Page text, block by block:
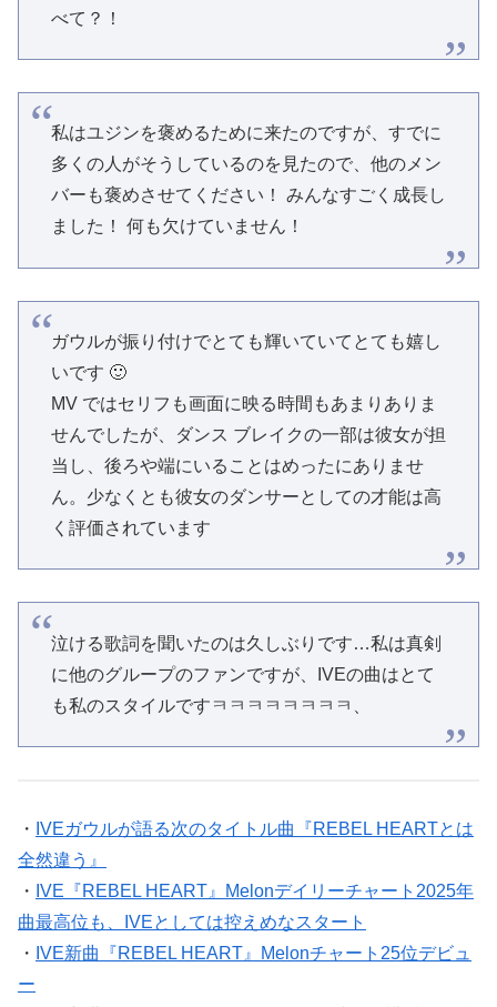
べて？！
私はユジンを褒めるために来たのですが、すでに
多くの人がそうしているのを見たので、他のメン
バーも褒めさせてください！ みんなすごく成長し
ました！ 何も欠けていません！
ガウルが振り付けでとても輝いていてとても嬉し
いです 🙂
MV ではセリフも画面に映る時間もあまりありま
せんでしたが、ダンス ブレイクの一部は彼女が担
当し、後ろや端にいることはめったにありませ
ん。少なくとも彼女のダンサーとしての才能は高
く評価されています
泣ける歌詞を聞いたのは久しぶりです…私は真剣
に他のグループのファンですが、IVEの曲はとて
も私のスタイルですㅋㅋㅋㅋㅋㅋㅋㅋ、
・ IVEガウルが語る次のタイトル曲『REBEL HEARTとは
全然違う』
・ IVE『REBEL HEART』Melonデイリーチャート2025年
曲最高位も、IVEとしては控えめなスタート
・ IVE新曲『REBEL HEART』Melonチャート25位デビュ
ー